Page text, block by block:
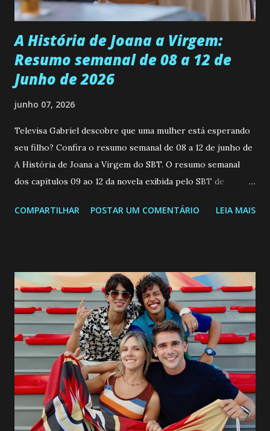
Durante um exame ginecológico, ela é inseminada por eng...
A História de Joana a Virgem:
Resumo semanal de 08 a 12 de
Junho de 2026
junho 07, 2026
Televisa Gabriel descobre que uma mulher está esperando
seu filho? Confira o resumo semanal de 08 a 12 de junho de
A História de Joana a Virgem do SBT. O resumo semanal
dos capitulos 09 ao 12 da novela exibida pelo SBT de
a Programação Semanal do SBT de 08/06/26 a 14/06/26
confessa a Gabriel que ele demonstrou ser o tipo de
pessoa que ela tanto desejou durante toda a vida. Camila
entra no quarto de Gabriel e imagina como seria o
encontro deles, quando conseguir seduzi-lo. Manuel avisa a
Paula sobre a suposta infidelidade de Gabriel com Joana.
Rogerio consegue se livrar de todas as suspeitas pelo
desaparecimento de Francisco, apontando que ele poderia
ter sido vítima da fúria de Gabriel. Artur informa a Gabriel
que a clínica inseminou por engano outra paciente, que está
COMPARTILHAR POSTAR UM COMENTÁRIO LEIA MAIS